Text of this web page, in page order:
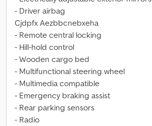
- Driver airbag
Cjdpfx Aezbbcnebxeha
- Remote central locking
- Hill-hold control
- Wooden cargo bed
- Multifunctional steering wheel
- Multimedia compatible
- Emergency braking assist
- Rear parking sensors
- Radio